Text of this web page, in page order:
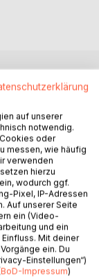
der
auf unserer
notwendig.
oder
messen, wie häufig
verwenden
hierzu
wodurch ggf.
Pixel, IP-Adressen
Auf unserer Seite
ein (Video-
und ein
Mit deiner
ein. Du
Einstellungen“)
BoD-Impressum)